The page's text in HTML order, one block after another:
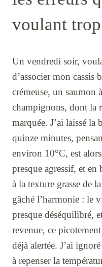
voulant
Un vendredi soir,
d’associer mon cassis
crémeuse, un saumon
champignons, dont la
marquée. J’ai laissé
quinze minutes,
environ 10°C, est
presque agressif, et en
à la texture grasse de
gâché l’harmonie : le
presque déséquilibré,
revenue, ce
déjà alertée. J’ai
à repenser la